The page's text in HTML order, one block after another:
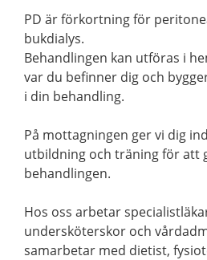
PD är förkortning för
bukdialys.
Behandlingen kan utföras i
var du befinner dig och
i din behandling.
På mottagningen ger vi dig
utbildning och träning för att
behandlingen.
Hos oss arbetar
undersköterskor och
samarbetar med dietist,